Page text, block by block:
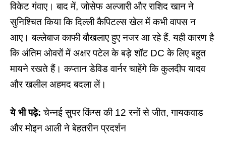
विकेट गंवाए। बाद में, जोसेफ अल्जारी और राशिद खान ने
सुनिश्चित किया कि दिल्ली कैपिटल्स खेल में कभी वापस न
आए। बल्लेबाज काफी बौखलाए हुए नजर आ रहे हैं. यही कारण है
कि अंतिम ओवरों में अक्षर पटेल के बड़े शॉट DC के लिए बहुत
मायने रखते हैं। कप्तान डेविड वार्नर चाहेंगे कि कुलदीप यादव
और खलील अहमद बदला लें।
ये भी पढ़े: चेन्नई सुपर किंग्स की 12 रनों से जीत, गायकवाड
और मोइन आली ने बेहतरीन प्रदर्शन